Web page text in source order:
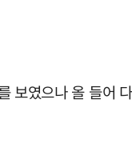
보였으나 올 들어